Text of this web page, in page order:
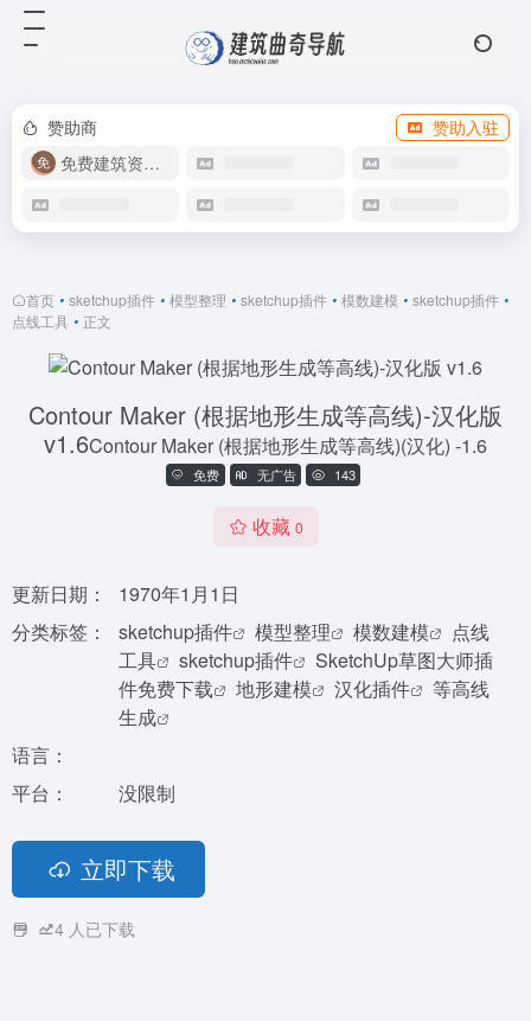
赞助商
赞助入驻
免费建筑资源库
首页 • sketchup插件 • 模型整理 • sketchup插件 • 模数建模 • sketchup插件 •
点线工具 • 正文
Contour Maker (根据地形生成等高线)-汉化版
v1.6Contour Maker (根据地形生成等高线)(汉化) -1.6
免费 无广告 143
收藏 0
更新日期：
1970年1月1日
分类标签：
sketchup插件 模型整理 模数建模
点线
工具
sketchup插件
SketchUp草图大师插
件免费下载
地形建模 汉化插件
等高线
生成
语言：
平台：
没限制
立即下载
4 人已下载